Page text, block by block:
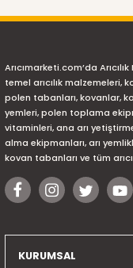
Arıcımarketi.com’da
temel arıcılık malzemeleri,
polen tabanları, kovanlar,
yemleri, polen toplama
vitaminleri, ana arı
alma ekipmanları, arı
kovan tabanları ve tüm
KURUMSAL